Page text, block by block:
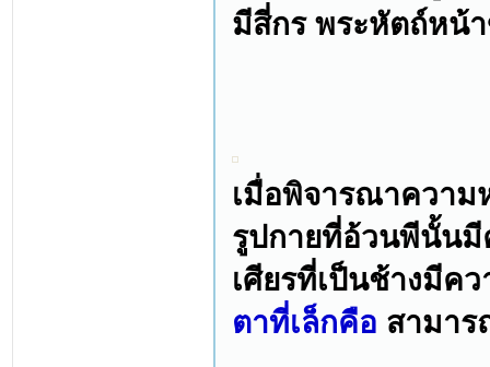
มีสี่กร พระหัตถ์หน้
เมื่อพิจารณาควา
รูปกายที่อ้วนพีนั้น
เศียรที่เป็นช้างมีค
ตาที่เล็กคือ สามาร